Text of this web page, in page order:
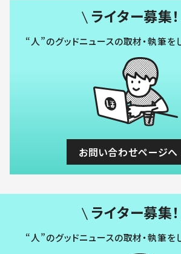
ライター募集！
“人”のグッドニュースの取材・執筆を
お問い合わせページへ
ライター募集！
“人”のグッドニュースの取材・執筆を